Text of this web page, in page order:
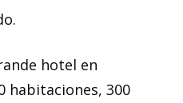
hotel en
habitaciones, 300